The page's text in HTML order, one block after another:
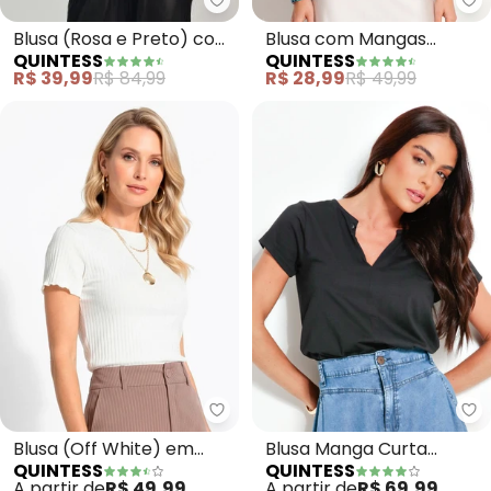
Quintess - Blusa (Rosa e
Blusa (Rosa e Preto) com
Recorte Frontal
QUINTESS
R$ 39,99R$ 84,99
Blusa com Mangas
Curtas (Listrada Azul)
QUINTESS
R$ 28,99R$ 49,99
Quintess - Blusa (Off White)
Blusa (Off White) em
Malha Canelada
QUINTESS
Blusa Manga Curta
(Preta)
QUINTESS